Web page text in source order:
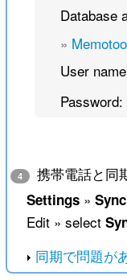
Database
»
User
Password:
4 携帯電話と同
Settings»
Edit » select
同期で問題が